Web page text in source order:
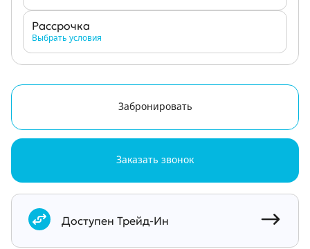
Рассрочка
Выбрать условия
Забронировать
Заказать звонок
Документы
Доступен Трейд-Ин